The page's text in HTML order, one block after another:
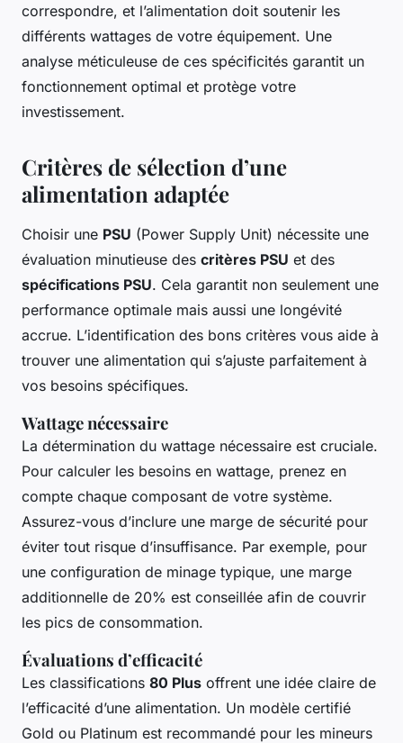
correspondre, et l’alimentation doit soutenir les
différents wattages de votre équipement. Une
analyse méticuleuse de ces spécificités garantit un
fonctionnement optimal et protège votre
investissement.
Critères de sélection d’une
alimentation adaptée
Choisir une PSU (Power Supply Unit) nécessite une
évaluation minutieuse des critères PSU et des
spécifications PSU. Cela garantit non seulement une
performance optimale mais aussi une longévité
accrue. L’identification des bons critères vous aide à
trouver une alimentation qui s’ajuste parfaitement à
vos besoins spécifiques.
Wattage nécessaire
La détermination du wattage nécessaire est cruciale.
Pour calculer les besoins en wattage, prenez en
compte chaque composant de votre système.
Assurez-vous d’inclure une marge de sécurité pour
éviter tout risque d’insuffisance. Par exemple, pour
une configuration de minage typique, une marge
additionnelle de 20% est conseillée afin de couvrir
les pics de consommation.
Évaluations d’efficacité
Les classifications 80 Plus offrent une idée claire de
l’efficacité d’une alimentation. Un modèle certifié
Gold ou Platinum est recommandé pour les mineurs